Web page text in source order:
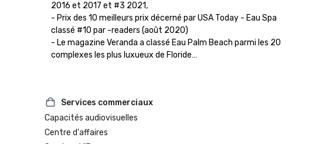
2016 et 2017 et #3 2021,
- Prix des 10 meilleurs prix décerné par USA Today - Eau Spa
classé #10 par -readers (août 2020)
- Le magazine Veranda a classé Eau Palm Beach parmi les 20
complexes les plus luxueux de Floride
Services commerciaux
Capacités audiovisuelles
Centre d'affaires